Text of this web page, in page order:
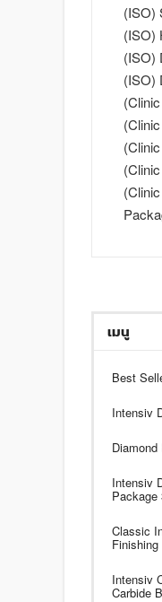
(ISO)
(ISO)
(ISO)
(ISO)
เมนู
Best
Intensiv
Intensiv
Package
Classic
Intensiv
Carbide